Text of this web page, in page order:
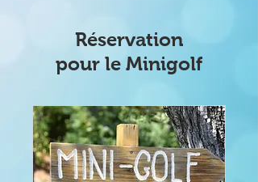
Réservation
pour le Minigolf